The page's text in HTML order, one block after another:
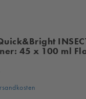
45 x 100 ml